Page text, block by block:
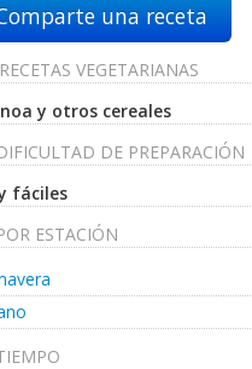
una receta
RECETAS VEGETARIANAS
y otros cereales
DE PREPARACIÓN
fáciles
ESTACIÓN